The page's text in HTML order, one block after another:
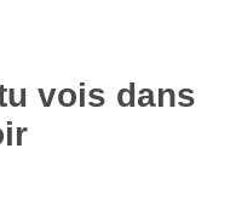
vois dans